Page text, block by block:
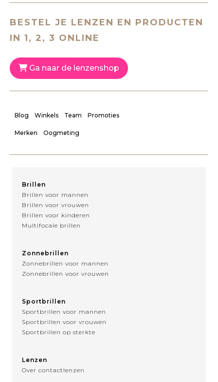
BESTEL JE LENZEN EN PRODUCTEN
IN 1, 2, 3 ONLINE
Ga naar de lenzenshop
Blog Winkels Team Promoties
Merken Oogmeting
Brillen
Brillen voor mannen
Brillen voor vrouwen
Brillen voor kinderen
Multifocale brillen
Zonnebrillen
Zonnebrillen voor mannen
Zonnebrillen voor vrouwen
Sportbrillen
Sportbrillen voor mannen
Sportbrillen voor vrouwen
Sportbrillen op sterkte
Lenzen
Over contactlenzen